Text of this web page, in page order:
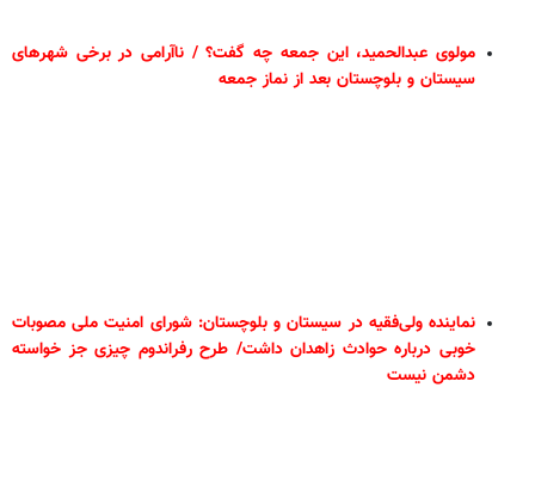
مولوی عبدالحمید، این جمعه چه گفت؟ / ناآرامی در برخی شهرهای
سیستان و بلوچستان بعد از نماز جمعه
نماینده ولی‌فقیه در سیستان و بلوچستان: شورای امنیت ملی مصوبات
خوبی درباره حوادث زاهدان داشت/ طرح رفراندوم چیزی جز خواسته
دشمن نیست